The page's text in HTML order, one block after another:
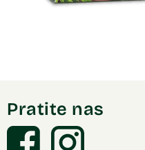
Pratite nas